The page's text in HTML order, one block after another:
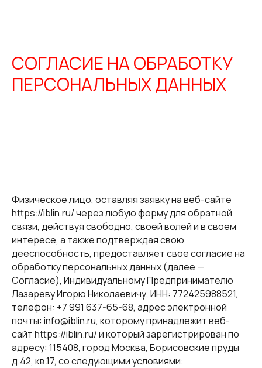
СОГЛАСИЕ НА ОБРАБОТКУ
ПЕРСОНАЛЬНЫХ ДАННЫХ
Физическое лицо, оставляя заявку на веб-сайте
https://iblin.ru/ через любую форму для обратной
связи, действуя свободно, своей волей и в своем
интересе, а также подтверждая свою
дееспособность, предоставляет свое согласие на
обработку персональных данных (далее —
Согласие), Индивидуальному Предпринимателю
Лазареву Игорю Николаевичу, ИНН: 772425988521,
телефон: +7 991 637-65-68, адрес электронной
почты: info@iblin.ru, которому принадлежит веб-
сайт https://iblin.ru/ и который зарегистрирован по
адресу: 115408, город Москва, Борисовские пруды
д.42, кв.17, со следующими условиями: